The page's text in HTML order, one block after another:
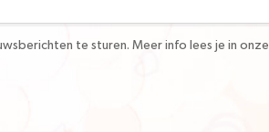
te sturen. Meer info lees je in onze